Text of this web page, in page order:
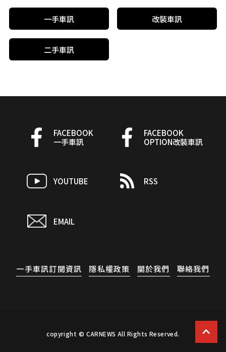
一手車訊 改裝車訊
二手車訊
FACEBOOK
一手車訊
FACEBOOK
OPTION改裝車訊
YOUTUBE RSS
EMAIL
一手車訊訂閱資訊 隱私權政策 關於我們 聯絡我們
copyright © CARNEWS All Rights Reserved.